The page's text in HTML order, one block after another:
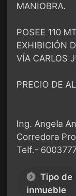
MANIOBRA.
POSEE 110
EXHIBICIÓN
VÍA CARLOS
PRECIO DE
Ing. Angela
Corredora
Telf.-
Tipo de
inmueble